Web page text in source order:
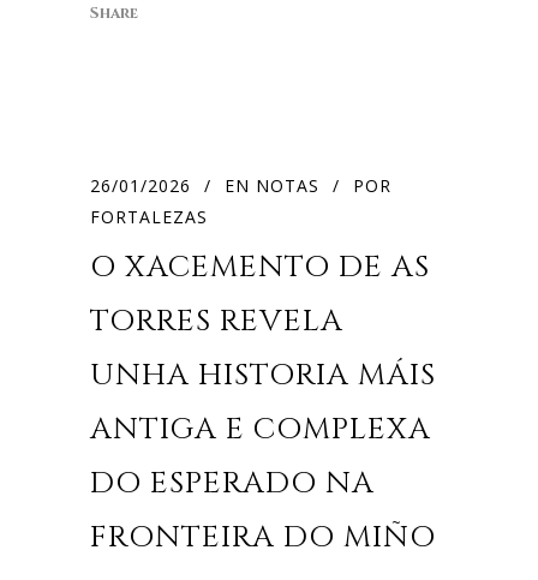
Share
26/01/2026 EN NOTAS
POR
FORTALEZAS
O XACEMENTO DE AS
TORRES REVELA
UNHA HISTORIA MÁIS
ANTIGA E COMPLEXA
DO ESPERADO NA
FRONTEIRA DO MIÑO